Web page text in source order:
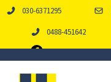
030-6371295
0488-451642